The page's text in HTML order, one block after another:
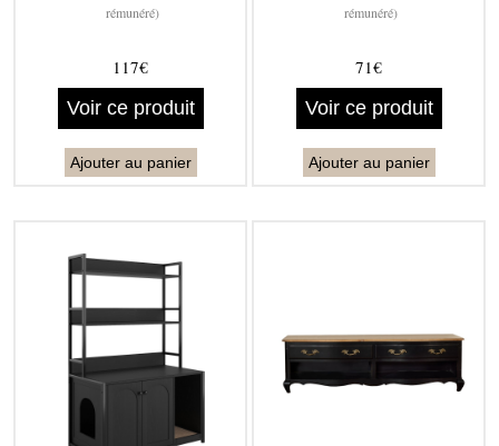
rémunéré)
117€
Voir ce produit
Ajouter au panier
rémunéré)
71€
Voir ce produit
Ajouter au panier